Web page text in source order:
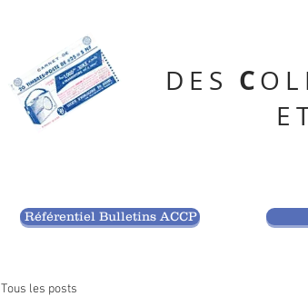
DES C
Référentiel Bulletins ACCP
Tous les posts